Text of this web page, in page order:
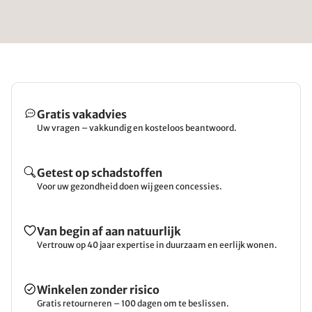
Gratis vakadvies
Uw vragen – vakkundig en kosteloos beantwoord.
Getest op schadstoffen
Voor uw gezondheid doen wij geen concessies.
Van begin af aan natuurlijk
Vertrouw op 40 jaar expertise in duurzaam en eerlijk wonen.
Winkelen zonder risico
Gratis retourneren – 100 dagen om te beslissen.